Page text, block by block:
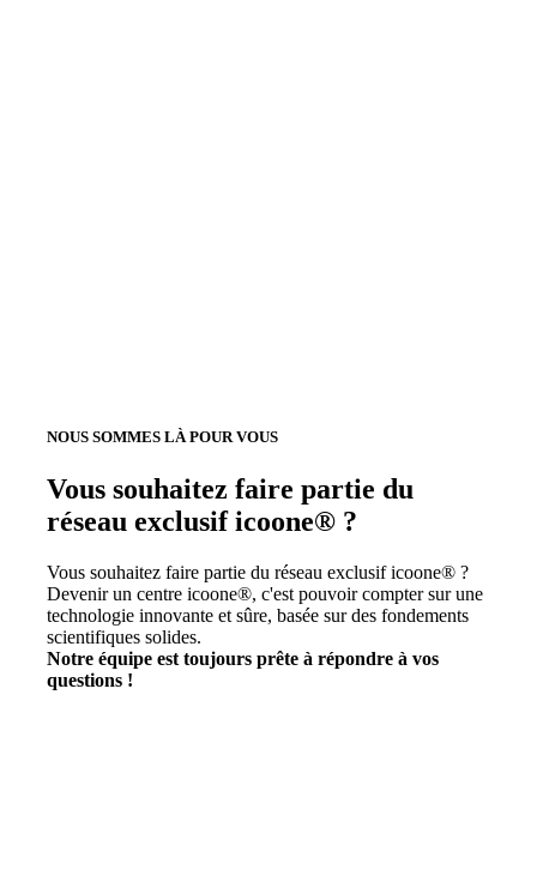
NOUS SOMMES LÀ POUR VOUS
Vous souhaitez faire partie du
réseau exclusif icoone® ?
Vous souhaitez faire partie du réseau exclusif icoone® ?
Devenir un centre icoone®, c'est pouvoir compter sur une
technologie innovante et sûre, basée sur des fondements
scientifiques solides.
Notre équipe est toujours prête à répondre à vos
questions !